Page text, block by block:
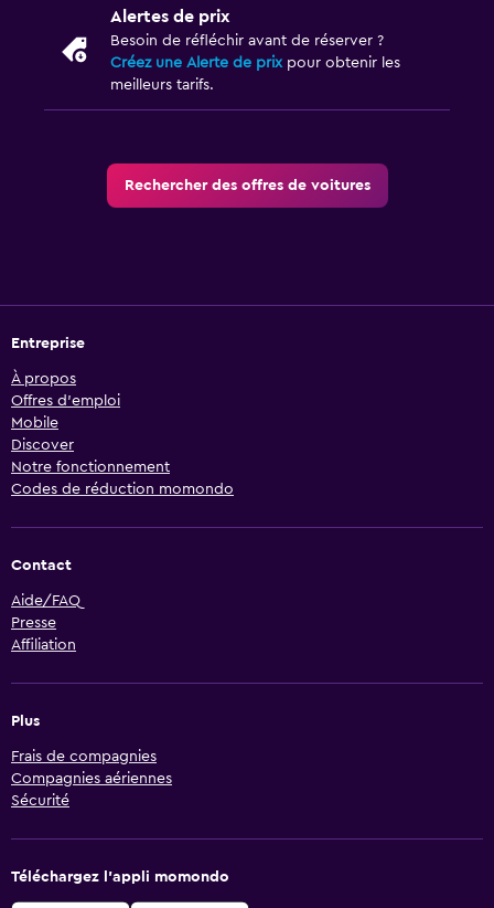
Alertes de prix
Besoin de réfléchir avant de réserver ?
Créez une Alerte de prixpour obtenir les
meilleurs tarifs.
Rechercher des offres de voitures
Entreprise
À propos
Offres d’emploi
Mobile
Discover
Notre fonctionnement
Codes de réduction momondo
Contact
Aide/FAQ
Presse
Affiliation
Plus
Frais de compagnies
Compagnies aériennes
Sécurité
Téléchargez l’appli momondo